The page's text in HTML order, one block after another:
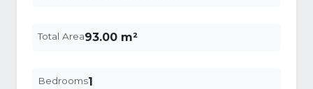
Total Area93.00 m²
Bedrooms1